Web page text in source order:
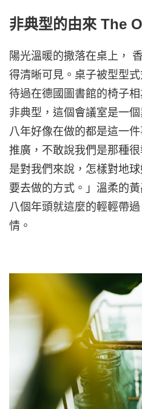
非典型的由來 The
陽光溫暖的撒落在桌上，
得清晰可見。桌子被型型
待過在德國圖書館的椅子
非典型，這個會議室是一
八年好像在做的都是這一
推廣，不敢說我們是那種
是對我們來說，怎樣對地
要去做的方式。」溫柔的
八個年頭就這麼的輕輕帶
情。